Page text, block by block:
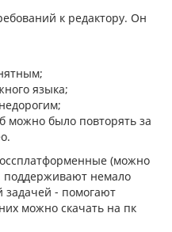
к редактору. Он
языка;
можно было повторять за
(можно
поддерживают немало
задачей - помогают
можно скачать на пк